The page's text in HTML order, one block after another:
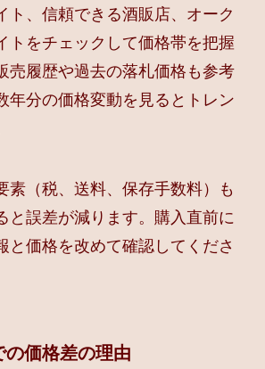
ト、信頼できる酒販店、オーク
トをチェックして価格帯を把握
売履歴や過去の落札価格も参考
年分の価格変動を見るとトレン
素（税、送料、保存手数料）も
と誤差が減ります。購入直前に
と価格を改めて確認してくださ
の価格差の理由